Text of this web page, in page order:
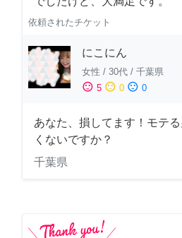
依頼されたチケット
にこにん
女性 / 30代 / 千葉県
sentiment_satisfied 5 sentiment_neutral 0 sentiment_dissatisfied 0
あなた、損してます！モテ
くないですか？
千葉県